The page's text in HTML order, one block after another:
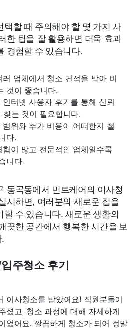
택할 때 주의해야 할 몇 가지 사
한 팁을 잘 활용하면 더욱 효과
경험할 수 있습니다.
업체에서 청소 견적을 받아 비
것이 좋습니다.
터넷 사용자 후기를 통해 신뢰
는 것이 필요합니다.
위와 추가 비용이 어떠한지 철
다.
이 많고 전문적인 업체일수록
니다.
동곡동에서 민트케어의 이사청
시하면, 여러분의 새로운 집을
할 수 있습니다. 새로운 생활의
끗한 공간에서 행복한 시간을 보
주청소 후기
이사청소를 받았어요! 직원분들이
셨고, 청소 과정에 대해 자세하게
었어요. 깔끔하게 청소가 되어 정말